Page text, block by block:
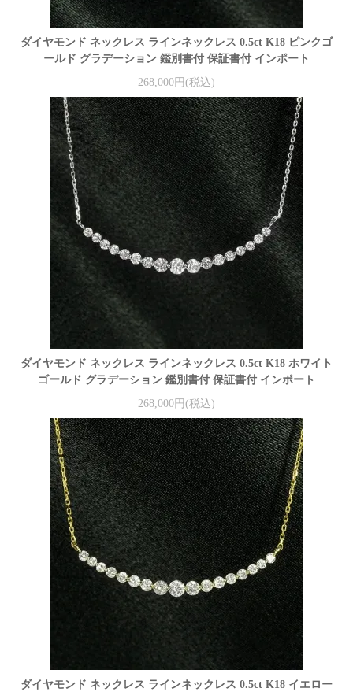
ダイヤモンド ネックレス ラインネックレス 0.5ct K18 ピンクゴ
ールド グラデーション 鑑別書付 保証書付 インポート
268,000円(税込)
ダイヤモンド ネックレス ラインネックレス 0.5ct K18 ホワイト
ゴールド グラデーション 鑑別書付 保証書付 インポート
268,000円(税込)
ダイヤモンド ネックレス ラインネックレス 0.5ct K18 イエロー